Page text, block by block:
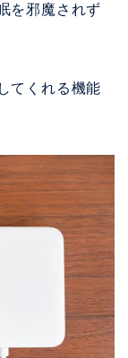
を邪魔されず
てくれる機能